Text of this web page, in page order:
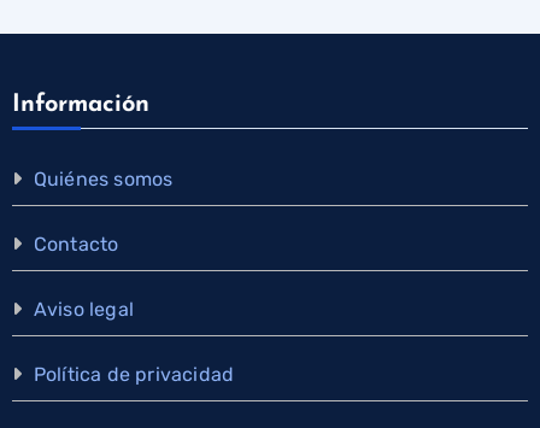
Información
Quiénes somos
Contacto
Aviso legal
Política de privacidad